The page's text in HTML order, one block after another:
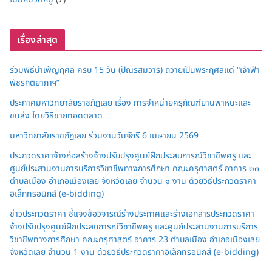
เรื่องล่าสุด
ร่วมพิธีบำเพ็ญกุศล ครบ 15 วัน (ปัณรสมวาร) ถวายเป็นพระกุศลแด่ “เจ้าฟ้า
พัชรกิติยาภาฯ”
ประกาศมหาวิทยาลัยราชภัฏเลย เรื่อง การจำหน่ายครุภัณฑ์ยานพาหนะและ
ขนส่ง โดยวิธีขายทอดตลาด
มหาวิทยาลัยราชภัฏเลย ร่วมงานวันจักรี 6 เมษายน 2569
ประกวดราคาจ้างก่อสร้างจ้างปรับปรุงศูนย์ฝึกประสบการณ์วิชาชีพครู และ
ศูนย์ประสานงานการบริการวิชาชีพทางการศึกษา คณะครุศาสตร์ อาคาร ๒๓
ตำบลเมือง อำเภอเมืองเลย จังหวัดเลย จำนวน ๑ งาน ด้วยวิธีประกวดราคา
อิเล็กทรอนิกส์ (e-bidding)
ข่าวประกวดราคา ชี้แจงข้อวิจารณ์ร่างประกาศและร่างเอกสารประกวดราคา
จ้างปรับปรุงศูนย์ฝึกประสบการณ์วิชาชีพครู และศูนย์ประสานงานการบริการ
วิชาชีพทางการศึกษา คณะครุศาสตร์ อาคาร 23 ตำบลเมือง อำเภอเมืองเลย
จังหวัดเลย จำนวน 1 งาน ด้วยวิธีประกวดราคาอิเล็กทรอนิกส์ (e-bidding)